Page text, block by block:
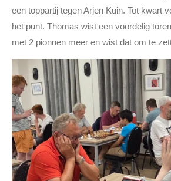
een toppartij tegen Arjen Kuin. Tot kwart
het punt. Thomas wist een voordelig
met 2 pionnen meer en wist dat om te